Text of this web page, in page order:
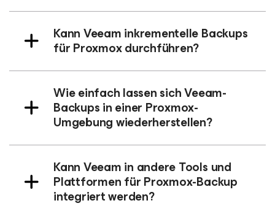
Kann Veeam inkrementelle Backups
für Proxmox durchführen?
Wie einfach lassen sich Veeam-
Backups in einer Proxmox-
Umgebung wiederherstellen?
Kann Veeam in andere Tools und
Plattformen für Proxmox-Backup
integriert werden?